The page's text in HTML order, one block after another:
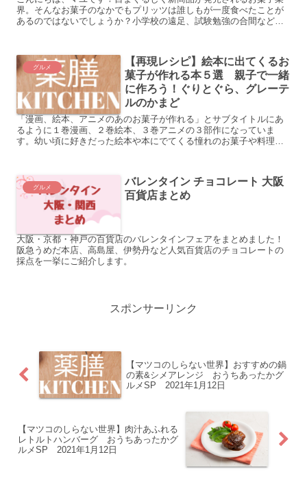
界。そんなお菓子のなかでもプリッツは誰しもが一度食べたことが
あるのではないでしょうか？小学校の遠足、試験勉強の合間などに
グルメ
【再現レシピ】絵本に出てくるお
菓子が作れる本５選 親子で一緒
に作ろう！ぐりとぐら、グレーテ
ルのかまど
「漫画、絵本、アニメのあのお菓子が作れる」とサブタイトルにあ
るように１巻漫画、２巻絵本、３巻アニメの３部作になっていま
す。幼い頃に好きだった絵本や本にでてくる憧れのお菓子や料理。
グルメ
バレンタイン チョコレート 大阪
百貨店まとめ
大阪・京都・神戸の百貨店のバレンタインフェアをまとめました！
阪急うめだ本店、高島屋、伊勢丹など人気百貨店のチョコレートの
採点を一挙にご紹介します。
スポンサーリンク
【マツコのしらない世界】おすすめの鍋
の素&シメアレンジ おうちあったかグ
ルメSP 2021年1月12日
【マツコのしらない世界】肉汁あふれる
レトルトハンバーグ おうちあったかグ
ルメSP 2021年1月12日